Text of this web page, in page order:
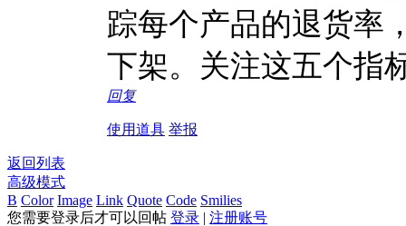
踪每个产品的退货率
下架。关注这五个指
回复
使用道具 举报
返回列表
高级模式
B Color Image Link Quote Code Smilies
您需要登录后才可以回帖 登录 | 注册账号